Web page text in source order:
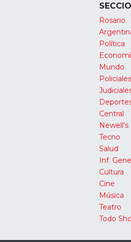
Rosario
Política
Mundo
Policiales
Central
Newell’s
Tecno
Salud
Inf.
Cultura
Cine
Música
Teatro
Todo